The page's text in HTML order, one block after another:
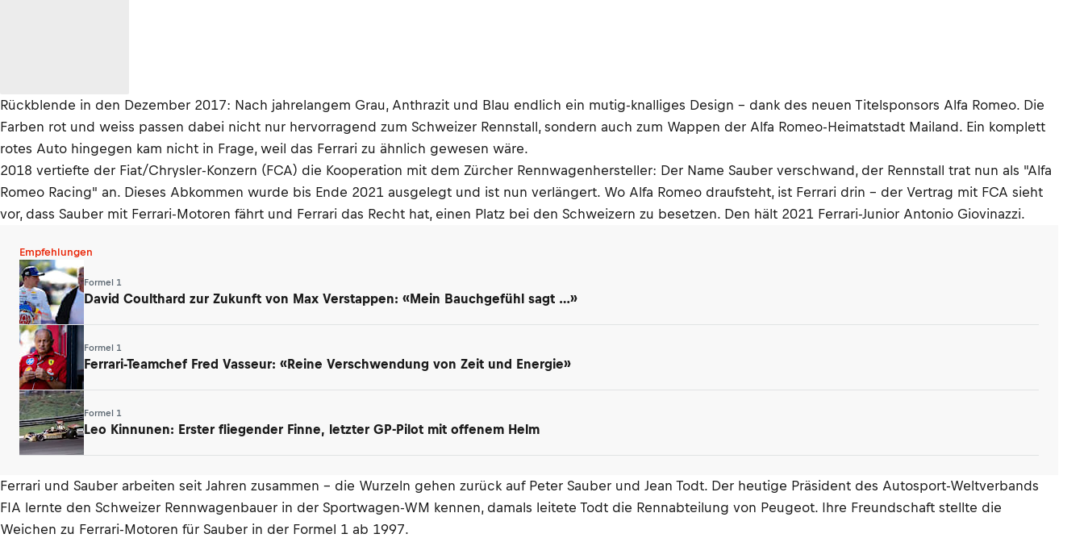
Rückblende in den Dezember 2017: Nach jahrelangem Grau, Anthrazit und Blau endlich ein mutig-knalliges Design – dank des neuen Titelsponsors Alfa Romeo. Die
Farben rot und weiss passen dabei nicht nur hervorragend zum Schweizer Rennstall, sondern auch zum Wappen der Alfa Romeo-Heimatstadt Mailand. Ein komplett
rotes Auto hingegen kam nicht in Frage, weil das Ferrari zu ähnlich gewesen wäre.
2018 vertiefte der Fiat/Chrysler-Konzern (FCA) die Kooperation mit dem Zürcher Rennwagenhersteller: Der Name Sauber verschwand, der Rennstall trat nun als "Alfa
Romeo Racing" an. Dieses Abkommen wurde bis Ende 2021 ausgelegt und ist nun verlängert. Wo Alfa Romeo draufsteht, ist Ferrari drin – der Vertrag mit FCA sieht
vor, dass Sauber mit Ferrari-Motoren fährt und Ferrari das Recht hat, einen Platz bei den Schweizern zu besetzen. Den hält 2021 Ferrari-Junior Antonio Giovinazzi.
Empfehlungen
Formel 1
David Coulthard zur Zukunft von Max Verstappen: «Mein Bauchgefühl sagt …»
Formel 1
Ferrari-Teamchef Fred Vasseur: «Reine Verschwendung von Zeit und Energie»
Formel 1
Leo Kinnunen: Erster fliegender Finne, letzter GP-Pilot mit offenem Helm
Ferrari und Sauber arbeiten seit Jahren zusammen – die Wurzeln gehen zurück auf Peter Sauber und Jean Todt. Der heutige Präsident des Autosport-Weltverbands
FIA lernte den Schweizer Rennwagenbauer in der Sportwagen-WM kennen, damals leitete Todt die Rennabteilung von Peugeot. Ihre Freundschaft stellte die
Weichen zu Ferrari-Motoren für Sauber in der Formel 1 ab 1997.